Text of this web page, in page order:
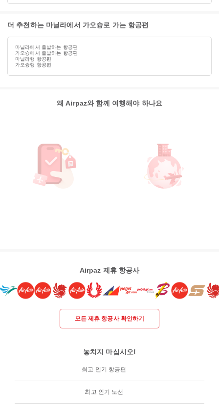
더 추천하는 마닐라에서 가오슝로 가는 항공편
마닐라에서 출발하는 항공편
가오슝에서 출발하는 항공편
마닐라행 항공편
가오슝행 항공편
왜 Airpaz와 함께 여행해야 하나요
Airpaz 제휴 항공사
모든 제휴 항공사 확인하기
놓치지 마십시오!
최고 인기 항공편
최고 인기 노선